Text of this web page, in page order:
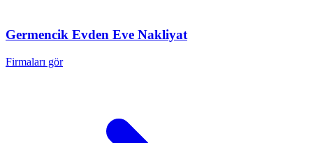
Germencik Evden Eve Nakliyat
Firmaları gör